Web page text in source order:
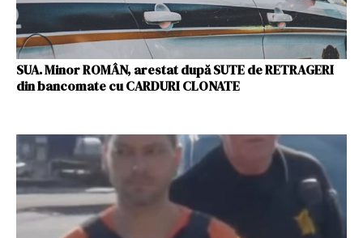
SUA. Minor ROMÂN, arestat după SUTE de RETRAGERI
din bancomate cu CARDURI CLONATE